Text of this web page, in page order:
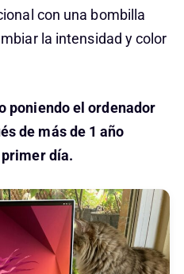
con una bombilla
la intensidad y color
poniendo el ordenador
de más de 1 año
día.